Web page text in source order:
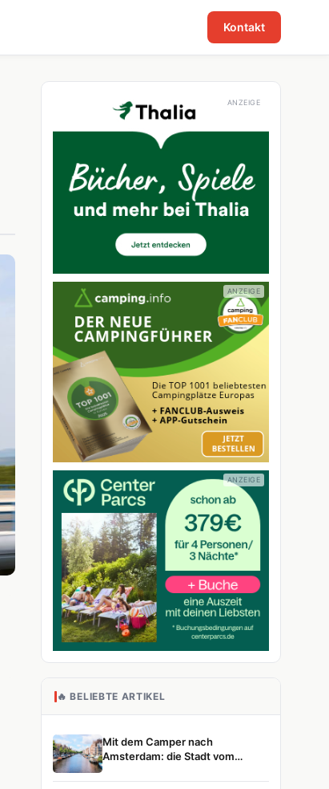
Kontakt
🔥 BELIEBTE ARTIKEL
Mit dem Camper nach
Amsterdam: die Stadt vom